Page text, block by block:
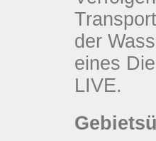
der
eines
LIVE.